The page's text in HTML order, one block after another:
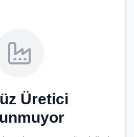
Üretici